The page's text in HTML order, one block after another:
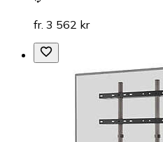
fr. 3 562 kr